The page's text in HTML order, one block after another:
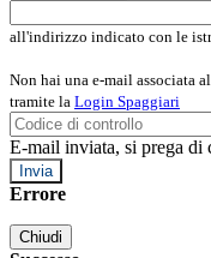
all'indirizzo indicato con le
Non hai una e-mail associata
tramite la Login Spaggiari
E-mail inviata, si prega di
Errore
Chiudi